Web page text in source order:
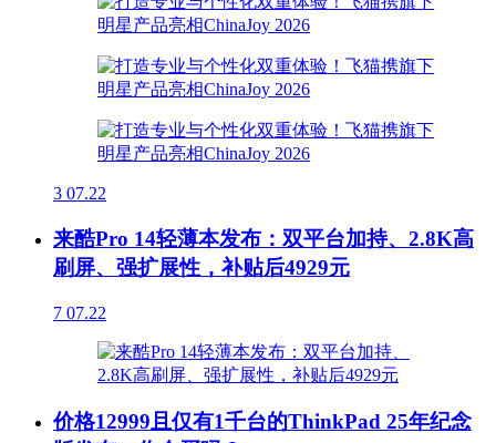
3 07.22
来酷Pro 14轻薄本发布：双平台加持、2.8K高
刷屏、强扩展性，补贴后4929元
7 07.22
价格12999且仅有1千台的ThinkPad 25年纪念